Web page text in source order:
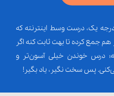
یک، درست وسط اینترنته که
هم جمع کرده تا بهت ثابت کنه اگر
درس خوندن خیلی آسون‌تر و
پس سخت نگیر، یاد بگیر!